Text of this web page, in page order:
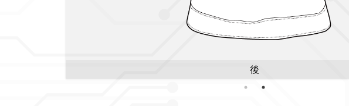
後